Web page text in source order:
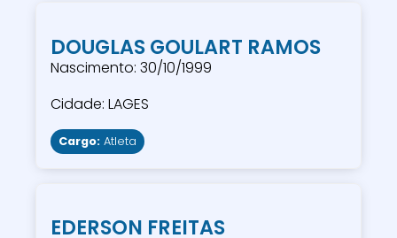
DOUGLAS GOULART RAMOS
Nascimento: 30/10/1999
Cidade: LAGES
Cargo: Atleta
EDERSON FREITAS